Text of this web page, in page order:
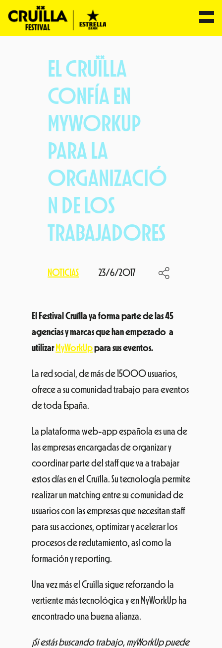
EL CRUÏLLA
CONFÍA EN
MYWORKUP
PARA LA
ORGANIZACIÓ
N DE LOS
TRABAJADORES
NOTICIAS 23/6/2017
El Festival Cruïlla ya forma parte de las 45
agencias y marcas que han empezado a
utilizar MyWorkUppara sus eventos.
La red social, de más de 15000 usuarios,
ofrece a su comunidad trabajo para eventos
de toda España.
La plataforma web-app española es una de
las empresas encargadas de organizar y
coordinar parte del staff que va a trabajar
estos días en el Cruïlla. Su tecnología permite
realizar un matching entre su comunidad de
usuarios con las empresas que necesitan staff
para sus acciones, optimizar y acelerar los
procesos de reclutamiento, así como la
formación y reporting.
Una vez más el Cruïlla sigue reforzando la
vertiente más tecnológica y en MyWorkUp ha
encontrado una buena alianza.
¡Si estás buscando trabajo, myWorkUp puede